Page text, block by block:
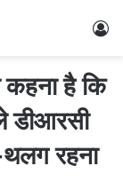
है कि
डीआरसी
रहना